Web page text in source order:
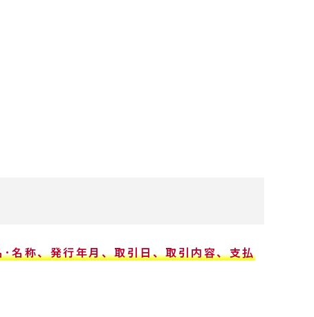
名称、発行年月、取引日、取引内容、支払